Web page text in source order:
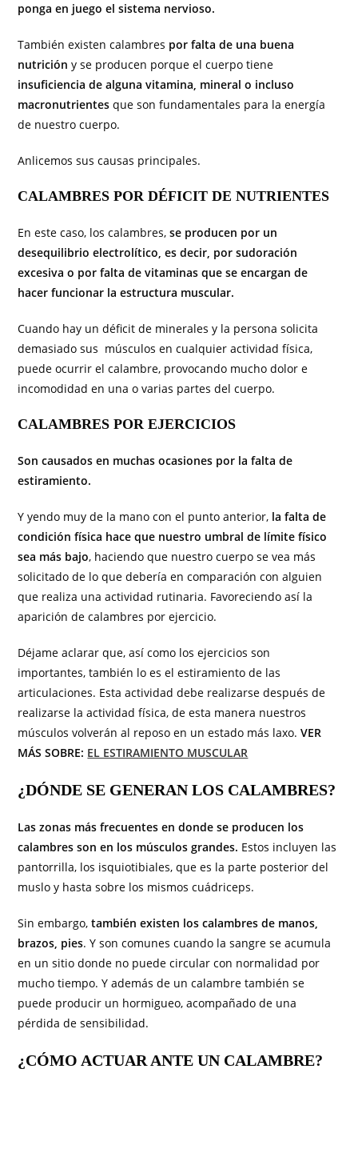
ponga en juego el sistema nervioso.
También existen calambres por falta de una buena
nutrición y se producen porque el cuerpo tiene
insuficiencia de alguna vitamina, mineral o incluso
macronutrientes que son fundamentales para la energía
de nuestro cuerpo.
Anlicemos sus causas principales.
CALAMBRES POR DÉFICIT DE NUTRIENTES
En este caso, los calambres,se producen por un
desequilibrio electrolítico, es decir, por sudoración
excesiva o por falta de vitaminas que se encargan de
hacer funcionar la estructura muscular.
Cuando hay un déficit de minerales y la persona solicita
demasiado sus músculos en cualquier actividad física,
puede ocurrir el calambre, provocando mucho dolor e
incomodidad en una o varias partes del cuerpo.
CALAMBRES POR EJERCICIOS
Son causados en muchas ocasiones por la falta de
estiramiento.
Y yendo muy de la mano con el punto anterior, la falta de
condición física hace que nuestro umbral de límite físico
sea más bajo, haciendo que nuestro cuerpo se vea más
solicitado de lo que debería en comparación con alguien
que realiza una actividad rutinaria. Favoreciendo así la
aparición de calambres por ejercicio.
Déjame aclarar que, así como los ejercicios son
importantes, también lo es el estiramiento de las
articulaciones. Esta actividad debe realizarse después de
realizarse la actividad física, de esta manera nuestros
músculos volverán al reposo en un estado más laxo.VER
MÁS SOBRE: EL ESTIRAMIENTO MUSCULAR
¿DÓNDE SE GENERAN LOS CALAMBRES?
Las zonas más frecuentes en donde se producen los
calambres son en los músculos grandes. Estos incluyen las
pantorrilla, los isquiotibiales, que es la parte posterior del
muslo y hasta sobre los mismos cuádriceps.
Sin embargo,también existen los calambres de manos,
brazos, pies. Y son comunes cuando la sangre se acumula
en un sitio donde no puede circular con normalidad por
mucho tiempo. Y además de un calambre también se
puede producir un hormigueo, acompañado de una
pérdida de sensibilidad.
¿CÓMO ACTUAR ANTE UN CALAMBRE?